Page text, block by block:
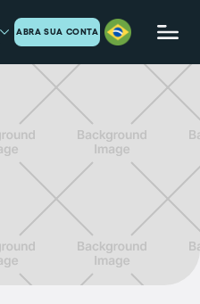
ABRA SUA CONTA